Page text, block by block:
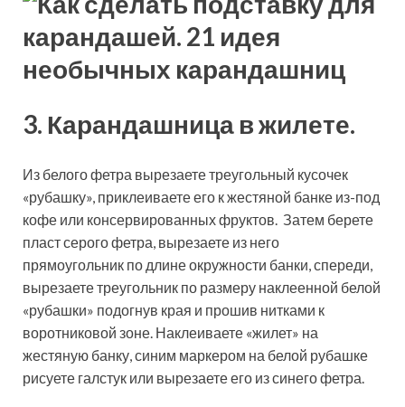
3. Карандашница в жилете.
Из белого фетра вырезаете треугольный кусочек
«рубашку», приклеиваете его к жестяной банке из-под
кофе или консервированных фруктов. Затем берете
пласт серого фетра, вырезаете из него
прямоугольник по длине окружности банки, спереди,
вырезаете треугольник по размеру наклеенной белой
«рубашки» подогнув края и прошив нитками к
воротниковой зоне. Наклеиваете «жилет» на
жестяную банку, синим маркером на белой рубашке
рисуете галстук или вырезаете его из синего фетра.